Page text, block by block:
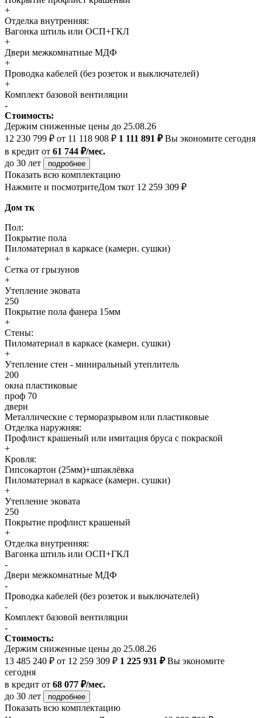
+
Отделка внутренняя:
Вагонка штиль или ОСП+ГКЛ
+
Двери межкомнатные МДФ
+
Проводка кабелей (без розеток и выключателей)
+
Комплект базовой вентиляции
-
Стоимость:
Держим сниженные цены до 25.08.26
12 230 799 ₽ от 11 118 908 ₽ 1 111 891 ₽Вы экономите сегодня
в кредит от 61 744 ₽/мес.
до 30 лет
подробнее
Показать всю комплектацию
Нажмите и посмотритеДом ткот 12 259 309 ₽
Дом тк
Пол:
Покрытие пола
Пиломатериал в каркасе (камерн. сушки)
+
Сетка от грызунов
+
Утепление эковата
250
Покрытие пола фанера 15мм
+
Стены:
Пиломатериал в каркасе (камерн. сушки)
+
Утепление стен - миниральный утеплитель
200
окна пластиковые
проф 70
двери
Металлические с терморазрывом или пластиковые
Отделка наружняя:
Профлист крашеный или имитация бруса с покраской
+
Кровля:
Гипсокартон (25мм)+шпаклёвка
Пиломатериал в каркасе (камерн. сушки)
+
Утепление эковата
250
Покрытие профлист крашеный
+
Отделка внутренняя:
Вагонка штиль или ОСП+ГКЛ
-
Двери межкомнатные МДФ
-
Проводка кабелей (без розеток и выключателей)
-
Комплект базовой вентиляции
-
Стоимость:
Держим сниженные цены до 25.08.26
13 485 240 ₽ от 12 259 309 ₽ 1 225 931 ₽Вы экономите
сегодня
в кредит от 68 077 ₽/мес.
до 30 лет
подробнее
Показать всю комплектацию